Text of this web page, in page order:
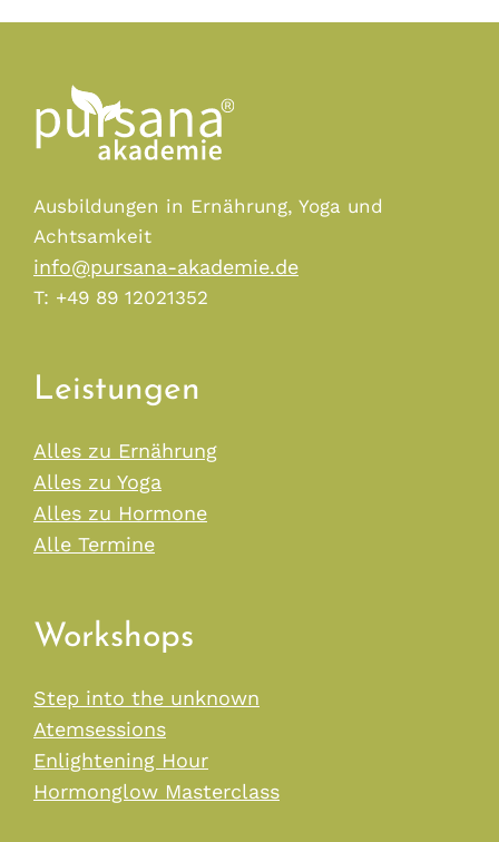
Ausbildungen in Ernährung, Yoga und
Achtsamkeit
info@pursana-akademie.de
T: +49 89 12021352
Leistungen
Alles zu Ernährung
Alles zu Yoga
Alles zu Hormone
Alle Termine
Workshops
Step into the unknown
Atemsessions
Enlightening Hour
Hormonglow Masterclass